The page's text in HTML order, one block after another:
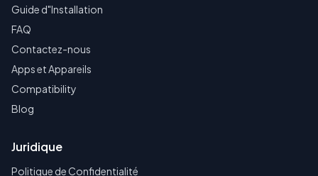
Guide d"Installation
FAQ
Contactez-nous
Apps et Appareils
Compatibility
Blog
Juridique
Politique de Confidentialité